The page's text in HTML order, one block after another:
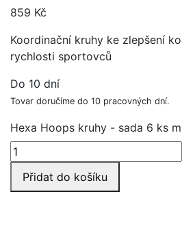
859 Kč
Koordinační kruhy ke zlepšení
rychlosti sportovců
Do 10 dní
Tovar doručíme do 10 pracovných dní.
Hexa Hoops kruhy - sada 6 ks
Přidat do košíku